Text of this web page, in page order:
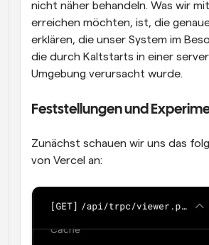
nicht näher behandeln. Was wir
erreichen möchten, ist, die
erklären, die unser System im
die durch Kaltstarts in einer
Umgebung verursacht wurde.
Feststellungen und
Zunächst schauen wir uns das
von Vercel an: